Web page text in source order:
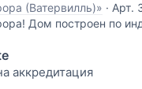
(Ватервилль)» · Арт.
Дом построен по
Архитектура дома
несколько
аккредитация